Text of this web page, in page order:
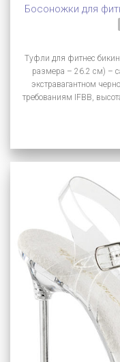
Босоножки для
Туфли для фитнес
размера – 26.2 см) –
экстравагантном
требованиям IFBB,